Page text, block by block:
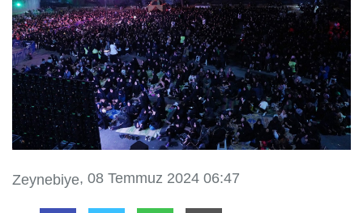
Zeynebiye, 08 Temmuz 2024 06:47